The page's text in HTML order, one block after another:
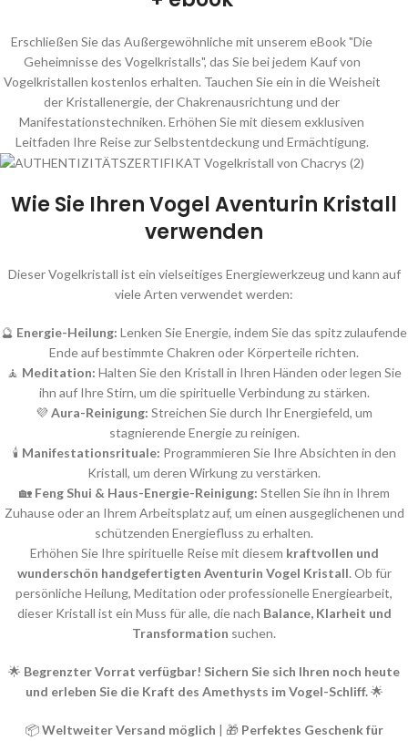
Erschließen Sie das Außergewöhnliche mit unserem eBook "Die
Geheimnisse des Vogelkristalls", das Sie bei jedem Kauf von
Vogelkristallen kostenlos erhalten. Tauchen Sie ein in die Weisheit
der Kristallenergie, der Chakrenausrichtung und der
Manifestationstechniken. Erhöhen Sie mit diesem exklusiven
Leitfaden Ihre Reise zur Selbstentdeckung und Ermächtigung.
Wie Sie Ihren Vogel Aventurin Kristall
verwenden
Dieser Vogelkristall ist ein vielseitiges Energiewerkzeug und kann auf
viele Arten verwendet werden:
🔮 Energie-Heilung: Lenken Sie Energie, indem Sie das spitz zulaufende
Ende auf bestimmte Chakren oder Körperteile richten.
🧘 Meditation: Halten Sie den Kristall in Ihren Händen oder legen Sie
ihn auf Ihre Stirn, um die spirituelle Verbindung zu stärken.
💜 Aura-Reinigung: Streichen Sie durch Ihr Energiefeld, um
stagnierende Energie zu reinigen.
🕯 Manifestationsrituale: Programmieren Sie Ihre Absichten in den
Kristall, um deren Wirkung zu verstärken.
🏡 Feng Shui & Haus-Energie-Reinigung: Stellen Sie ihn in Ihrem
Zuhause oder an Ihrem Arbeitsplatz auf, um einen ausgeglichenen und
schützenden Energiefluss zu erhalten.
Erhöhen Sie Ihre spirituelle Reise mit diesem kraftvollen und
wunderschön handgefertigten Aventurin Vogel Kristall. Ob für
persönliche Heilung, Meditation oder professionelle Energiearbeit,
dieser Kristall ist ein Muss für alle, die nach Balance, Klarheit und
Transformation suchen.
🌟 Begrenzter Vorrat verfügbar! Sichern Sie sich Ihren noch heute
und erleben Sie die Kraft des Amethysts im Vogel-Schliff.🌟
📦Weltweiter Versand möglich | 🎁 Perfektes Geschenk für